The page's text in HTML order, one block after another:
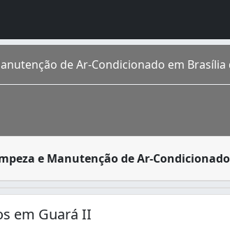
de Ar-Condicionado em Brasília
Refrigeração (2)
Climatizadas (1)
e Manutenção de Ar-Condicionado
todas as idades e de muitas
em Guará II